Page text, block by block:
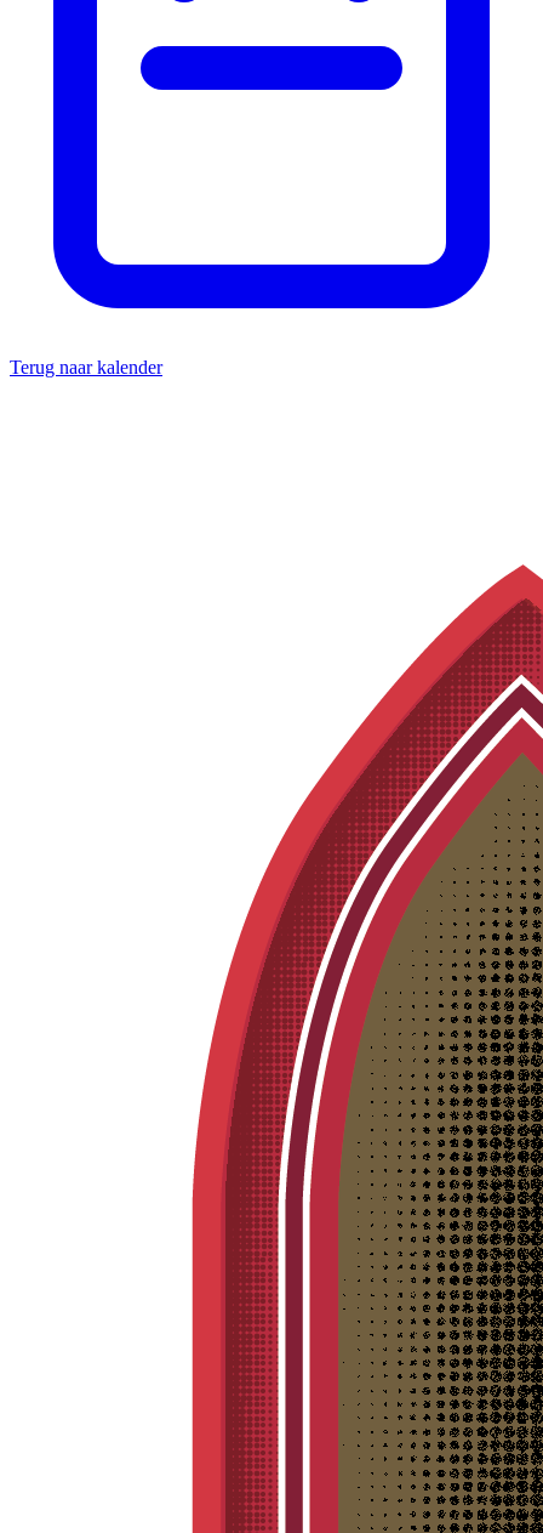
Terug naar kalender